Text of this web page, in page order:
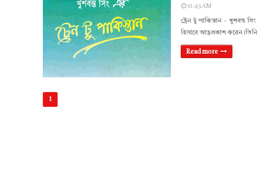
11:45 AM
ট্রেন টু পাকিস্তান - খুশবন্ত
হিসাবে আত্নপ্রকাশ
Read more
1